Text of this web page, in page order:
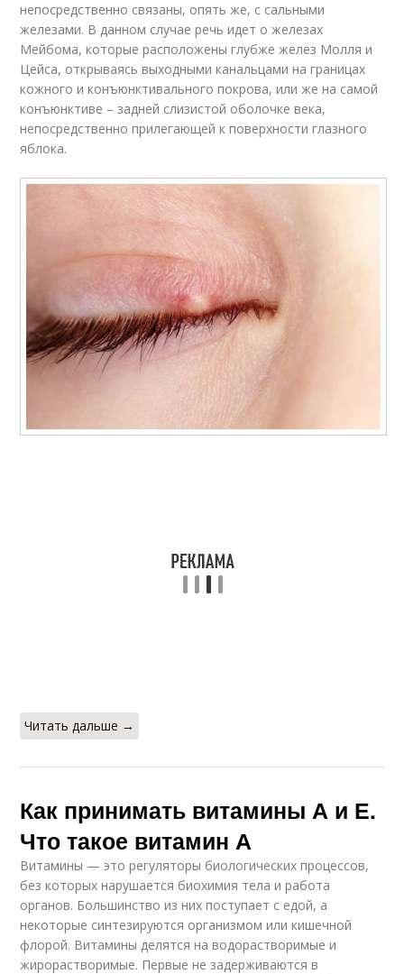
непосредственно связаны, опять же, с сальными
железами. В данном случае речь идет о железах
Мейбома, которые расположены глубже желез Молля и
Цейса, открываясь выходными канальцами на границах
кожного и конъюнктивального покрова, или же на самой
конъюнктиве – задней слизистой оболочке века,
непосредственно прилегающей к поверхности глазного
яблока.
Читать дальше →
Как принимать витамины А и Е.
Что такое витамин А
Витамины — это регуляторы биологических процессов,
без которых нарушается биохимия тела и работа
органов. Большинство из них поступает с едой, а
некоторые синтезируются организмом или кишечной
флорой. Витамины делятся на водорастворимые и
жирорастворимые. Первые не задерживаются в